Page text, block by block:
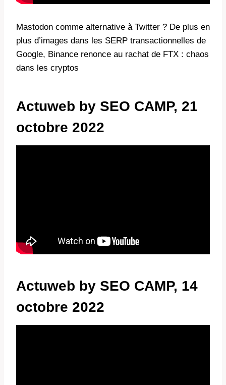
Mastodon comme alternative à Twitter ? De plus en
plus d’images dans les SERP transactionnelles de
Google, Binance renonce au rachat de FTX : chaos
dans les cryptos
Actuweb by SEO CAMP, 21
octobre 2022
Actuweb by SEO CAMP, 14
octobre 2022